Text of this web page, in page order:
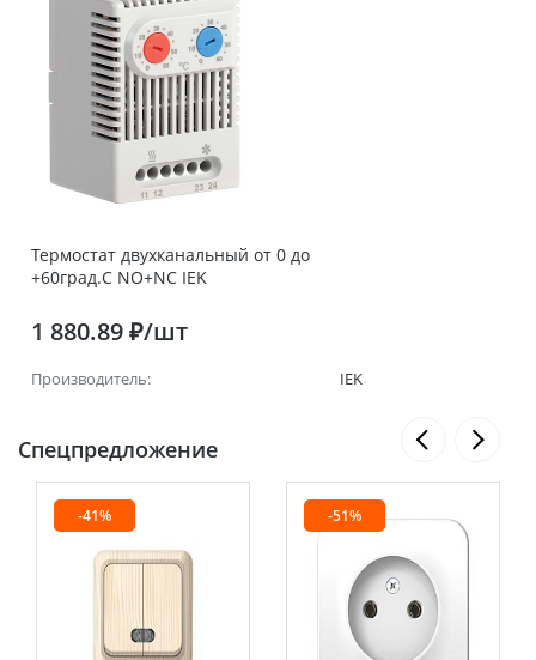
Термостат двухканальный от 0 до
+60град.C NO+NC IEK
1 880.89 ₽/шт
Производитель: IEK
Спецпредложение
-41% -51%